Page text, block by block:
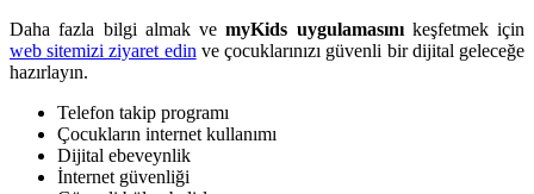
Daha fazla bilgi almak vemyKids uygulamasınıkeşfetmek için
web sitemizi ziyaret edin ve çocuklarınızı güvenli bir dijital geleceğe
hazırlayın.
Telefon takip programı
Çocukların internet kullanımı
Dijital ebeveynlik
İnternet güvenliği